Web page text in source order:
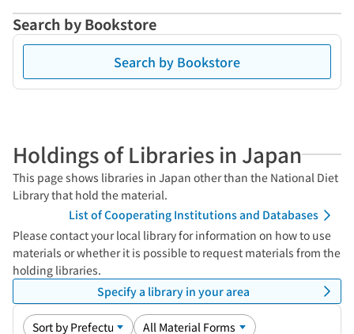
Search by Bookstore
Search by Bookstore
Holdings of Libraries in Japan
This page shows libraries in Japan other than the National Diet
Library that hold the material.
List of Cooperating Institutions and Databases
Please contact your local library for information on how to use
materials or whether it is possible to request materials from the
holding libraries.
Specify a library in your area